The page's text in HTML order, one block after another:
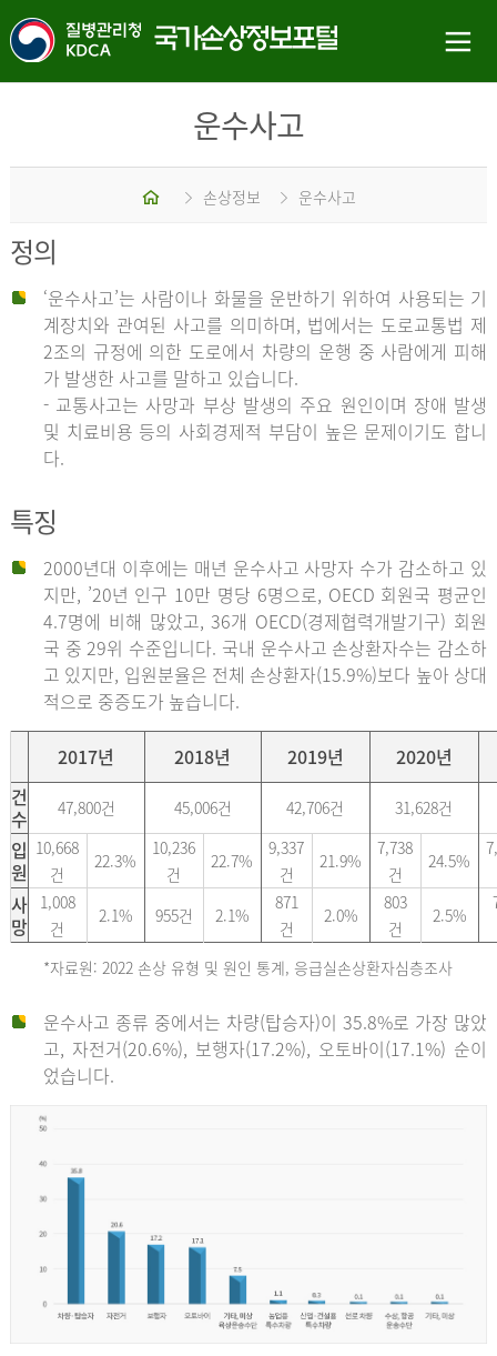
운수사고
홈 손상정보 운수사고
정의
‘운수사고’는 사람이나 화물을 운반하기 위하여 사용되는 기
계장치와 관여된 사고를 의미하며, 법에서는 도로교통법 제
2조의 규정에 의한 도로에서 차량의 운행 중 사람에게 피해
가 발생한 사고를 말하고 있습니다.
- 교통사고는 사망과 부상 발생의 주요 원인이며 장애 발생
및 치료비용 등의 사회경제적 부담이 높은 문제이기도 합니
다.
특징
2000년대 이후에는 매년 운수사고 사망자 수가 감소하고 있
지만, ’20년 인구 10만 명당 6명으로, OECD 회원국 평균인
4.7명에 비해 많았고, 36개 OECD(경제협력개발기구) 회원
국 중 29위 수준입니다. 국내 운수사고 손상환자수는 감소하
고 있지만, 입원분율은 전체 손상환자(15.9%)보다 높아 상대
적으로 중증도가 높습니다.
2017년 2018년 2019년
2020년
건
수
47,800건 45,006건 42,706건 31,628건
입
원
10,668
건
22.3%
10,236
건
22.7%
9,337
건
21.9%
7,738
건
24.5%
사
망
1,008
건
2.1% 955건 2.1%
871
건
2.0%
803
건
2.5%
*자료원: 2022 손상 유형 및 원인 통계, 응급실손상환자심층조사
운수사고 종류 중에서는 차량(탑승자)이 35.8%로 가장 많았
고, 자전거(20.6%), 보행자(17.2%), 오토바이(17.1%) 순이
었습니다.